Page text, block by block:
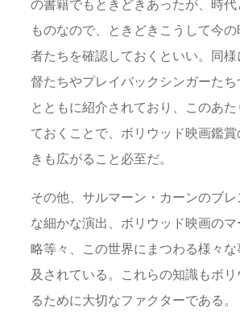
の書籍でもときどきあったが、時代
ものなので、ときどきこうして今
者たちを確認しておくといい。同
督たちやプレイバックシンガーた
とともに紹介されており、このあ
ておくことで、ボリウッド映画鑑
きも広がること必至だ。
その他、サルマーン・カーンのブレ
な細かな演出、ボリウッド映画の
略等々、この世界にまつわる様々
及されている。これらの知識もボ
るために大切なファクターである。